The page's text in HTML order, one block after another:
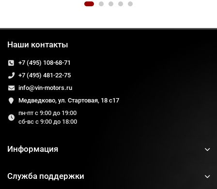
Наши контакты
+7 (495) 108-68-71
+7 (495) 481-22-75
info@vin-motors.ru
Медведково, ул. Стартовая, 18 с17
пн-пт с 9:00 до 19:00
сб-вс с 9:00 до 18:00
Информация
Служба поддержки